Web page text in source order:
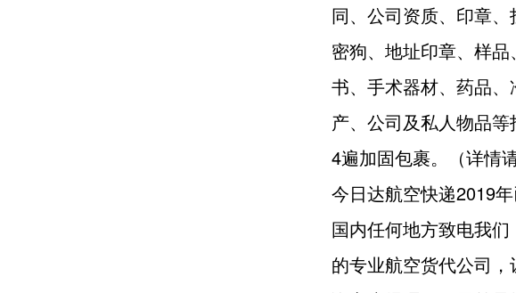
同、公司资质、印章
密狗、地址印章、样
书、手术器材、药品
产、公司及私人物品
4遍加固包裹。（详情
今日达航空快递2019
国内任何地方致电我
的专业航空货代公司